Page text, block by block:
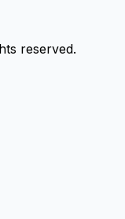
reserved.